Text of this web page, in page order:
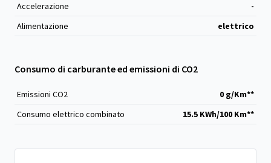
Accelerazione
-
Alimentazione
elettrico
Consumo di carburante ed emissioni di CO2
Emissioni CO2
0 g/Km**
Consumo elettrico combinato
15.5 KWh/100 Km**